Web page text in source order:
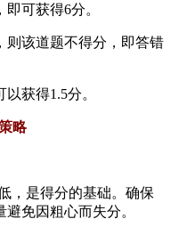
可获得6分。
则该道题不得分，即答错
获得1.5分。
略
，是得分的基础。确保
免因粗心而失分。